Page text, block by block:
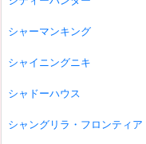
シャーマンキング
シャイニングニキ
シャドーハウス
シャングリラ・フロンティア